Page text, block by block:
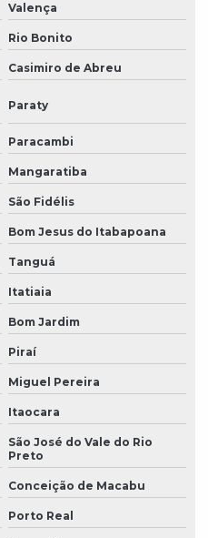
Valença
Rio Bonito
Casimiro de Abreu
Paraty
Paracambi
Mangaratiba
São Fidélis
Bom Jesus do Itabapoana
Tanguá
Itatiaia
Bom Jardim
Piraí
Miguel Pereira
Itaocara
São José do Vale do Rio
Preto
Conceição de Macabu
Porto Real